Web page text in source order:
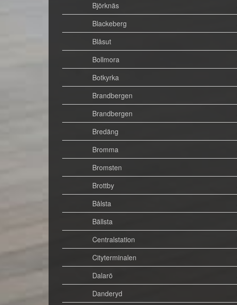
Björknäs
Blackeberg
Blåsut
Bollmora
Botkyrka
Brandbergen
Brandbergen
Bredäng
Bromma
Bromsten
Brottby
Bålsta
Bällsta
Centralstation
Cityterminalen
Dalarö
Danderyd